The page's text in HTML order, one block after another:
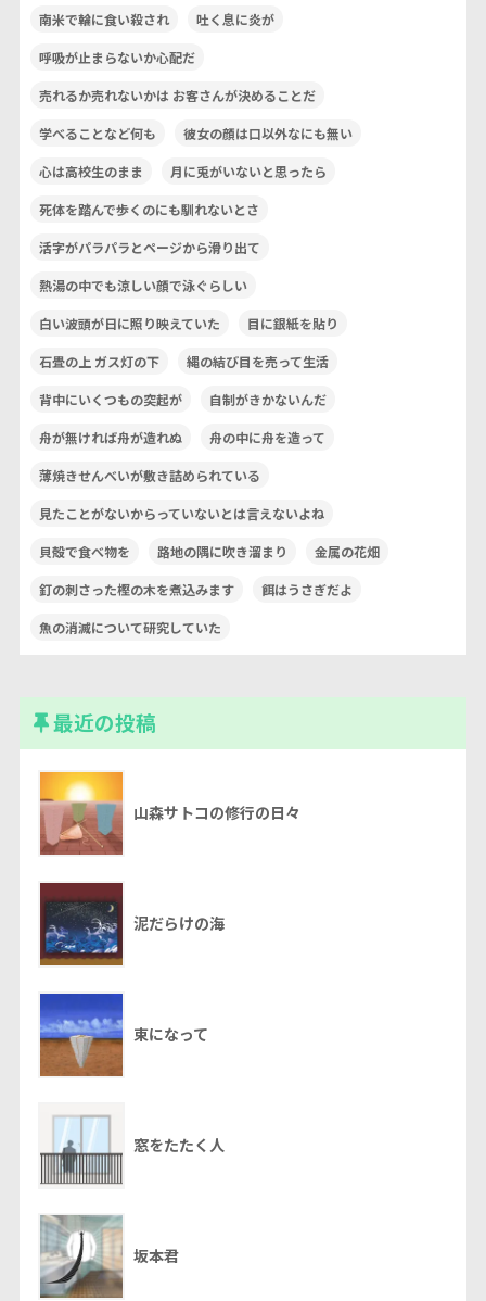
南米で輪に食い殺され 吐く息に炎が
呼吸が止まらないか心配だ
売れるか売れないかは お客さんが決めることだ
学べることなど何も 彼女の顔は口以外なにも無い
心は高校生のまま 月に兎がいないと思ったら
死体を踏んで歩くのにも馴れないとさ
活字がパラパラとページから滑り出て
熱湯の中でも涼しい顔で泳ぐらしい
白い波頭が日に照り映えていた 目に銀紙を貼り
石畳の上 ガス灯の下 縄の結び目を売って生活
背中にいくつもの突起が 自制がきかないんだ
舟が無ければ舟が造れぬ 舟の中に舟を造って
薄焼きせんべいが敷き詰められている
見たことがないからっていないとは言えないよね
貝殻で食べ物を 路地の隅に吹き溜まり 金属の花畑
釘の刺さった樫の木を煮込みます 餌はうさぎだよ
魚の消滅について研究していた
最近の投稿
山森サトコの修行の日々
泥だらけの海
束になって
窓をたたく人
坂本君